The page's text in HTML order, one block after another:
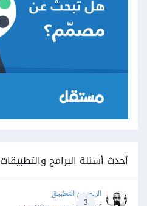
أحدث أسئلة البرامج والتطبيقات
3
الربح من التطبيق